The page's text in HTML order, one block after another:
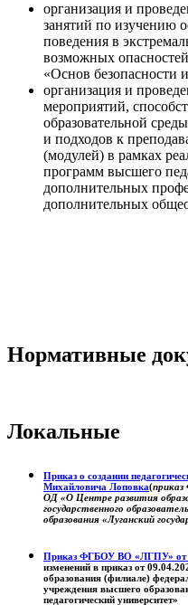
организация и
занятий по изучению
поведения в
возможных
«Основ безопасности
организация и
мероприятий,
образовательной
и подходов к
(модулей) в рамках
программ высшего
дополнительных
дополнительных
Нормативные
Локальные
Приказ о создании
Михайловича Лоповка(
ОД «О Центре развития
государственного
образования «Луганский
Приказ ФГБОУ ВО «ЛГПУ» от
изменений в приказ от
образования (филиале)
учреждения высшего
педагогический университет»